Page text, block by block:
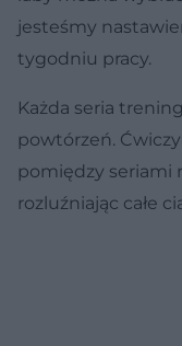
jesteśmy
tygodniu pracy.
Każda seria
powtórzeń.
pomiędzy seriami
rozluźniając całe